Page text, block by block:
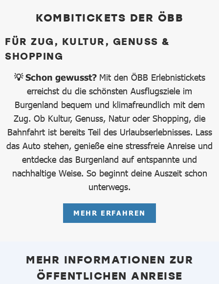
KOMBITICKETS DER ÖBB
FÜR ZUG, KULTUR, GENUSS &
SHOPPING
💡 Schon gewusst? Mit den ÖBB Erlebnistickets
erreichst du die schönsten Ausflugsziele im
Burgenland bequem und klimafreundlich mit dem
Zug. Ob Kultur, Genuss, Natur oder Shopping, die
Bahnfahrt ist bereits Teil des Urlaubserlebnisses. Lass
das Auto stehen, genieße eine stressfreie Anreise und
entdecke das Burgenland auf entspannte und
nachhaltige Weise. So beginnt deine Auszeit schon
unterwegs.
MEHR ERFAHREN
MEHR INFORMATIONEN ZUR
ÖFFENTLICHEN ANREISE